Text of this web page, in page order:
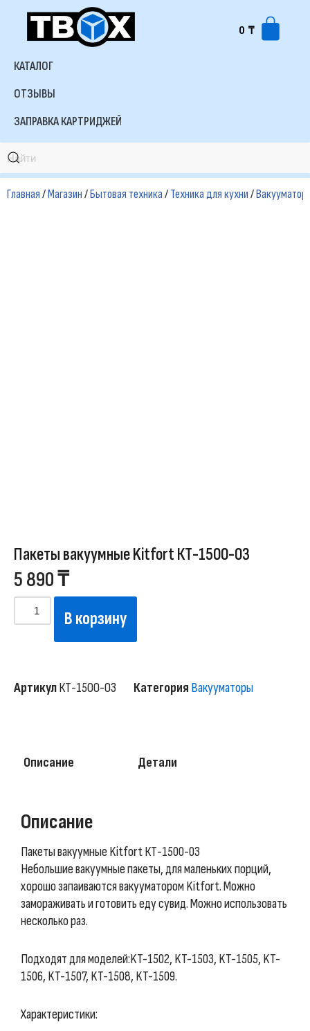
Перейти
содержимому
0 ₸
КАТАЛОГ
ОТЗЫВЫ
ЗАПРАВКА КАРТРИДЖЕЙ
Главная/Магазин/Бытовая техника/Техника для кухни/
Пакеты вакуумные Kitfort КТ-1500-03
5 890₸
В корзину
АртикулКТ-1500-03 Категория Вакууматоры
Описание Детали
Описание
Пакеты вакуумные Kitfort КТ-1500-03
Небольшие вакуумные пакеты, для маленьких порций,
хорошо запаиваются вакууматором Kitfort. Можно
замораживать и готовить еду сувид. Можно использовать
несколько раз.
Подходят для моделей:KT-1502, KT-1503, KT-1505, KT-
1506, KT-1507, KT-1508, KT-1509.
Характеристики: